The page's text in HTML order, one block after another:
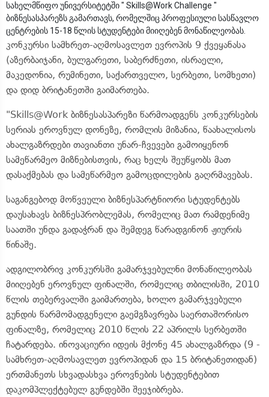
სახელმწიფო უნივერსიტეტში " Skills@Work Challenge "
ბიზნესასპარეზს გამართავს, რომელშიც პროფესიული სასწავლო
ცენტრების 15-18 წლის სტუდენტები მიიღებენ მონაწილეობას.
კონკურსი სამხრეთ-აღმოსავლეთ ევროპის 9 ქვეყანასა
(აზერბაიჯანი, ბულგარეთი, საბერძნეთი, ისრაელი,
მაკედონია, რუმინეთი, საქართველო, სერბეთი, სომხეთი)
და დიდ ბრიტანეთში გაიმართება.
"Skills@Work ბიზნესასპარეზი წარმოადგენს კონკურსების
სერიას ეროვნულ დონეზე, რომლის მიზანია, წაახალისოს
ახალგაზრდები თავიანთი უნარ-ჩვევები გამოიყენონ
სამეწარმეო მიზნებისთვის, რაც ხელს შეუწყობს მათ
დასაქმებას და სამეწარმეო გამოცდილების გაღრმავებას.
საგანგებოდ მოწვეული ბიზნესპარტნიორი სტუდენტებს
დაუსახავს ბიზნესპრობლემას, რომელიც მათ რამდენიმე
საათში უნდა გადაჭრან და შემდეგ წარადგინონ ჟიურის
წინაშე.
ადგილობრივ კონკურსში გამარჯვებულნი მონაწილეობას
მიიღებენ ეროვნულ ფინალში, რომელიც თბილისში, 2010
წლის თებერვალში გაიმართება, ხოლო გამარჯვებული
გუნდის წარმომადგენელი გაემგზავრება საერთაშორისო
ფინალზე, რომელიც 2010 წლის 22 აპრილს სერბეთში
ჩატარდება. ინოვაციური იდეის მქონე 45 ახალგაზრდა (9 -
სამხრეთ-აღმოსავლეთ ევროპიდან და 15 ბრიტანეთიდან)
ერთმანეთს სხვადასხვა ეროვნების სტუდენტებით
დაკომპლექტებულ გუნდებში შეეჯიბრება.